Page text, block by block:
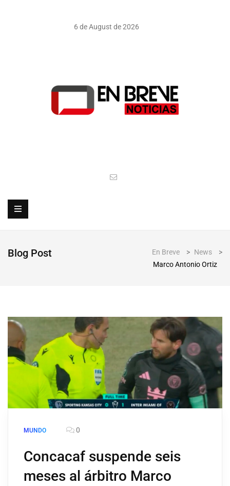
6 de August de 2026
Blog Post En Breve > News
>
Marco Antonio Ortiz
MUNDO 0
Concacaf suspende seis
meses al árbitro Marco